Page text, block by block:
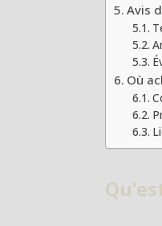
Avis
Où